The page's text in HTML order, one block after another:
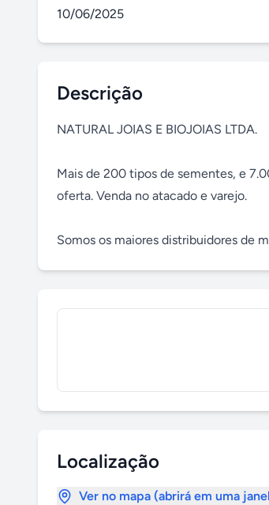
10/06/2025
Descrição
NATURAL JOIAS E BIOJOIAS LTDA.
Mais de 200 tipos de sementes, e
oferta. Venda no atacado e varejo.
Somos os maiores distribuidores de
Localização
Ver no mapa (abrirá em uma